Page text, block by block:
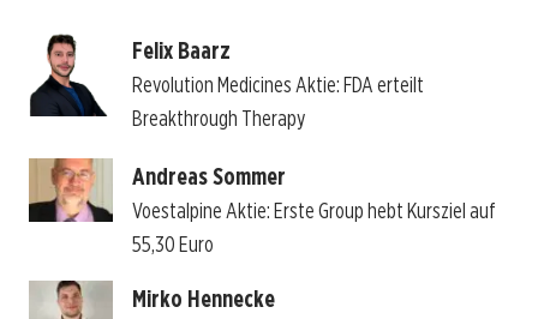
Felix Baarz
Revolution Medicines Aktie: FDA erteilt
Breakthrough Therapy
Andreas Sommer
Voestalpine Aktie: Erste Group hebt Kursziel auf
55,30 Euro
Mirko Hennecke